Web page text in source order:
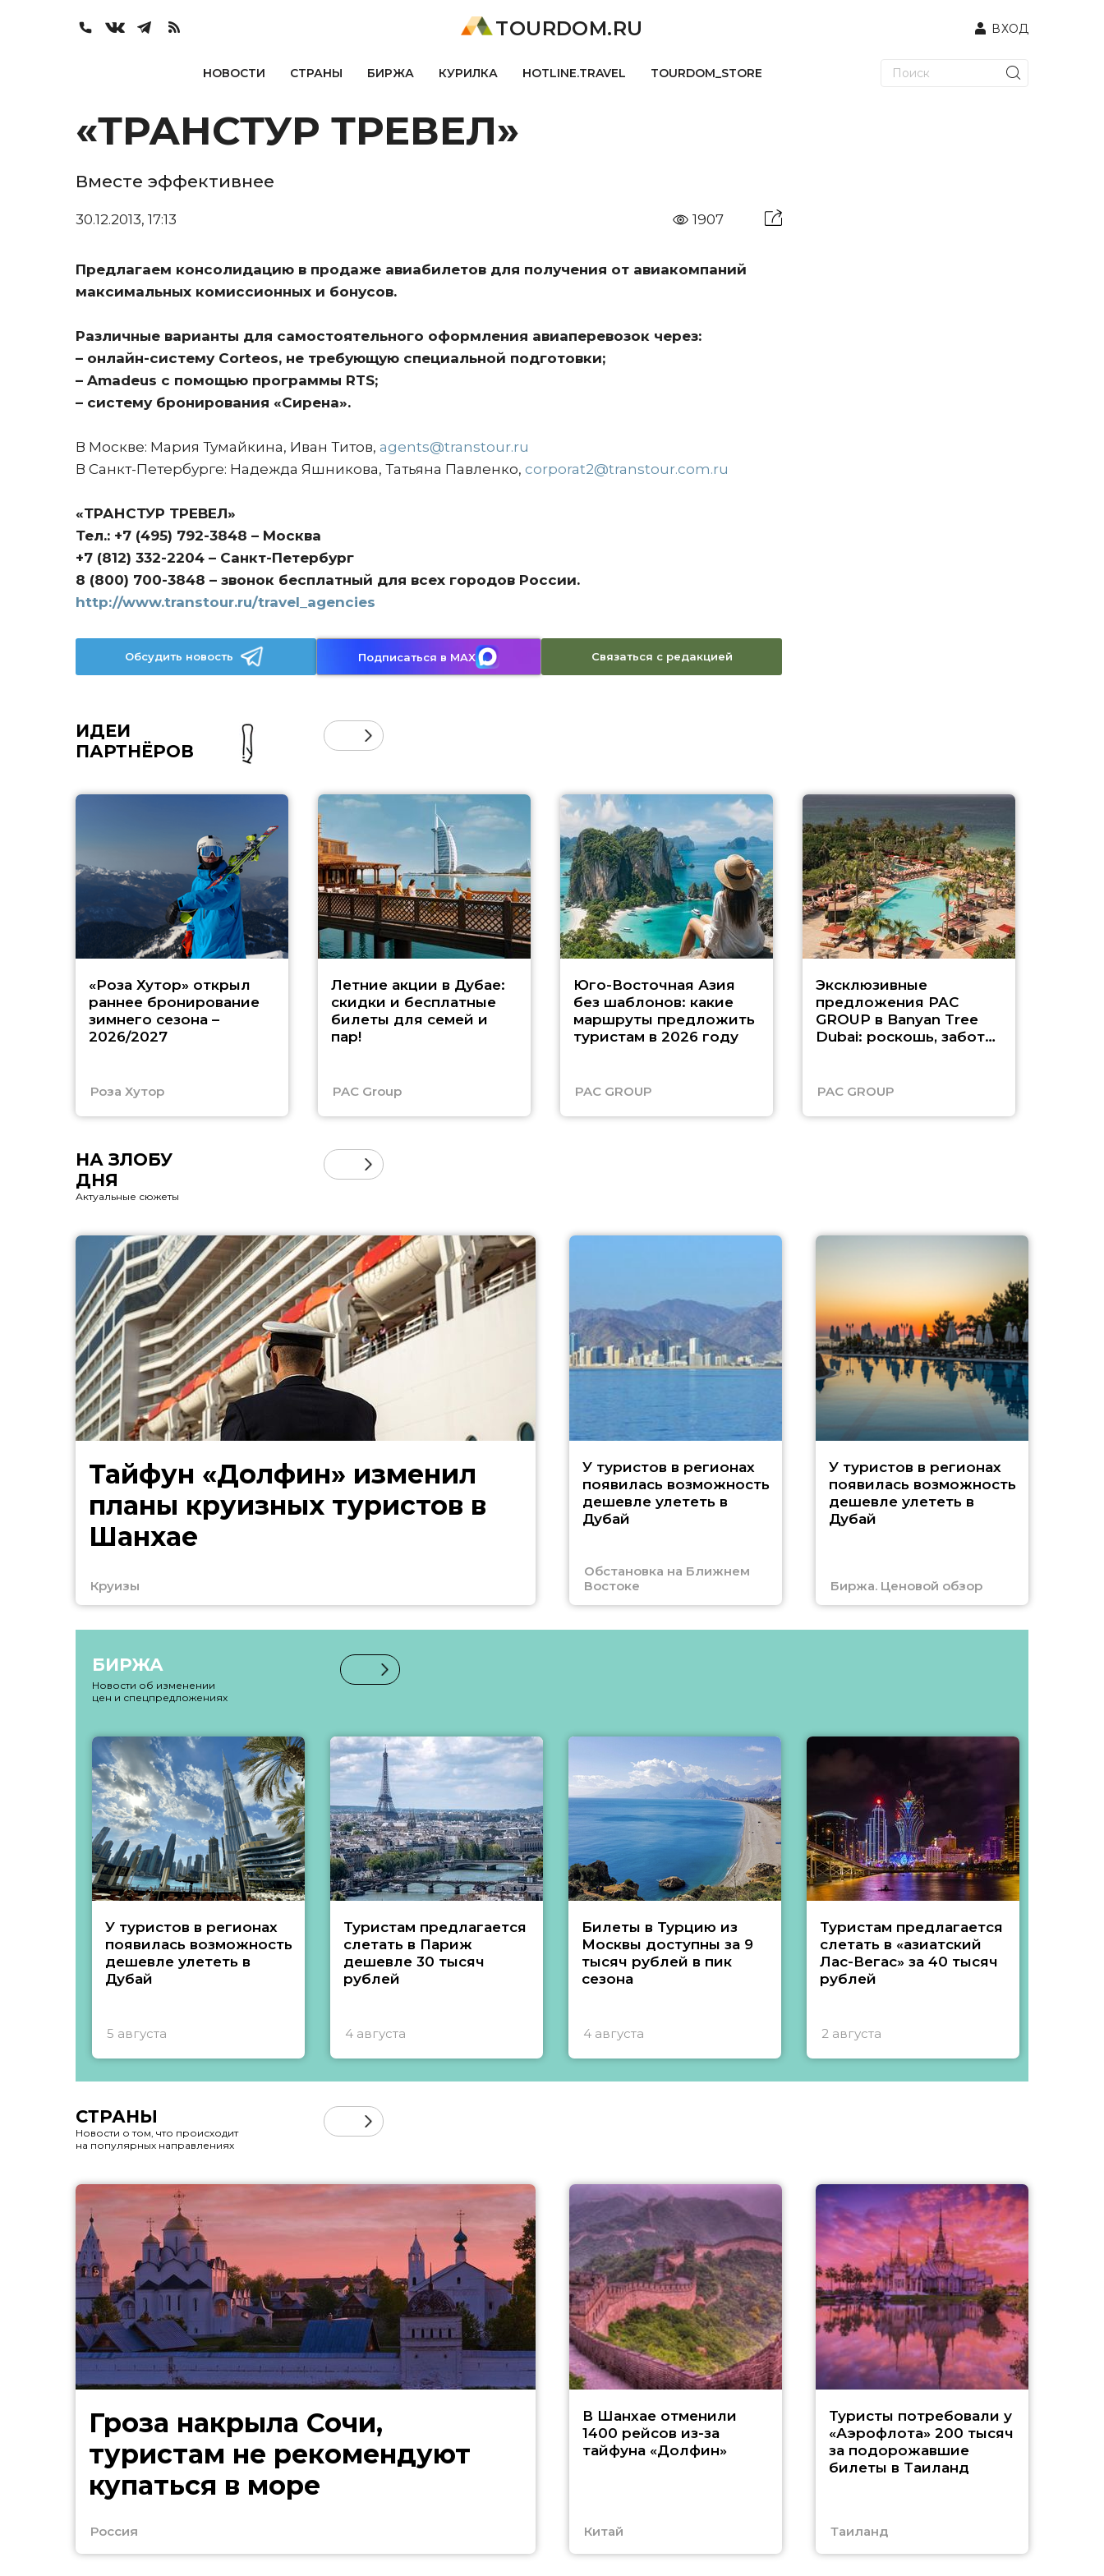
TOURDOM.RU ВХОД
НОВОСТИ СТРАНЫ БИРЖА КУРИЛКА HOTLINE.TRAVEL TOURDOM_STORE
«ТРАНСТУР ТРЕВЕЛ»
Вместе эффективнее
30.12.2013, 17:13 1907
Предлагаем консолидацию в продаже авиабилетов для получения от авиакомпаний
максимальных комиссионных и бонусов.
Различные варианты для самостоятельного оформления авиаперевозок через:
– онлайн-систему Corteos, не требующую специальной подготовки;
– Amadeus с помощью программы RTS;
– систему бронирования «Сирена».
В Москве: Мария Тумайкина, Иван Титов, agents@transtour.ru
В Санкт-Петербурге: Надежда Яшникова, Татьяна Павленко, corporat2@transtour.com.ru
«ТРАНСТУР ТРЕВЕЛ»
Тел.: +7 (495) 792-3848 – Москва
+7 (812) 332-2204 – Санкт-Петербург
8 (800) 700-3848 – звонок бесплатный для всех городов России.
http://www.transtour.ru/travel_agencies
Обсудить новость Подписаться в MAX Связаться с редакцией
ИДЕИ
ПАРТНЁРОВ
«Роза Хутор» открыл
раннее бронирование
зимнего сезона –
2026/2027
Роза Хутор
Летние акции в Дубае:
скидки и бесплатные
билеты для семей и
пар!
PAC Group
Юго-Восточная Азия
без шаблонов: какие
маршруты предложить
туристам в 2026 году
PAC GROUP
Эксклюзивные
предложения PAC
GROUP в Banyan Tree
Dubai: роскошь, забота
PAC GROUP
НА ЗЛОБУ
ДНЯ
Актуальные сюжеты
Тайфун «Долфин» изменил
планы круизных туристов в
Шанхае
Круизы
У туристов в регионах
появилась возможность
дешевле улететь в
Дубай
Обстановка на Ближнем
Востоке
У туристов в регионах
появилась возможность
дешевле улететь в
Дубай
Биржа. Ценовой обзор
БИРЖА
Новости об изменении
цен и спецпредложениях
У туристов в регионах
появилась возможность
дешевле улететь в
Дубай
5 августа
Туристам предлагается
слетать в Париж
дешевле 30 тысяч
рублей
4 августа
Билеты в Турцию из
Москвы доступны за 9
тысяч рублей в пик
сезона
4 августа
Туристам предлагается
слетать в «азиатский
Лас-Вегас» за 40 тысяч
рублей
2 августа
СТРАНЫ
Новости о том, что происходит
на популярных направлениях
Гроза накрыла Сочи,
туристам не рекомендуют
купаться в море
Россия
В Шанхае отменили
1400 рейсов из-за
тайфуна «Долфин»
Китай
Туристы потребовали у
«Аэрофлота» 200 тысяч
за подорожавшие
билеты в Таиланд
Таиланд